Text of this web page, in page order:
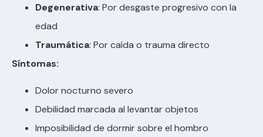
Degenerativa: Por desgaste progresivo con la
edad
Traumática: Por caída o trauma directo
Síntomas:
Dolor nocturno severo
Debilidad marcada al levantar objetos
Imposibilidad de dormir sobre el hombro